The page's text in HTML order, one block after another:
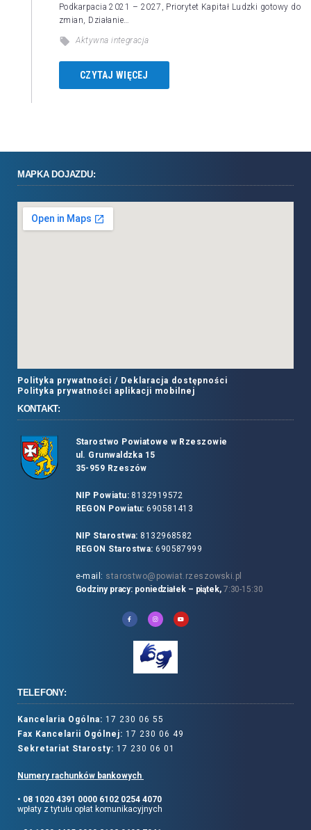
Podkarpacia 2021 – 2027, Priorytet Kapitał Ludzki gotowy do
zmian, Działanie…
Aktywna integracja
CZYTAJ WIĘCEJ
MAPKA DOJAZDU:
Polityka prywatności / Deklaracja dostępności
Polityka prywatności aplikacji mobilnej
KONTAKT:
Starostwo Powiatowe w Rzeszowie
ul. Grunwaldzka 15
35-959 Rzeszów
NIP Powiatu:8132919572
REGON Powiatu: 690581413
NIP Starostwa: 8132968582
REGON Starostwa: 690587999
e-mail: starostwo@powiat.rzeszowski.pl
Godziny pracy: poniedziałek – piątek, 7:30-15:30
TELEFONY:
Kancelaria Ogólna: 17 230 06 55
Fax Kancelarii Ogólnej: 17 230 06 49
Sekretariat Starosty: 17 230 06 01
Numery rachunków bankowych
• 08 1020 4391 0000 6102 0254 4070
wpłaty z tytułu opłat komunikacyjnych